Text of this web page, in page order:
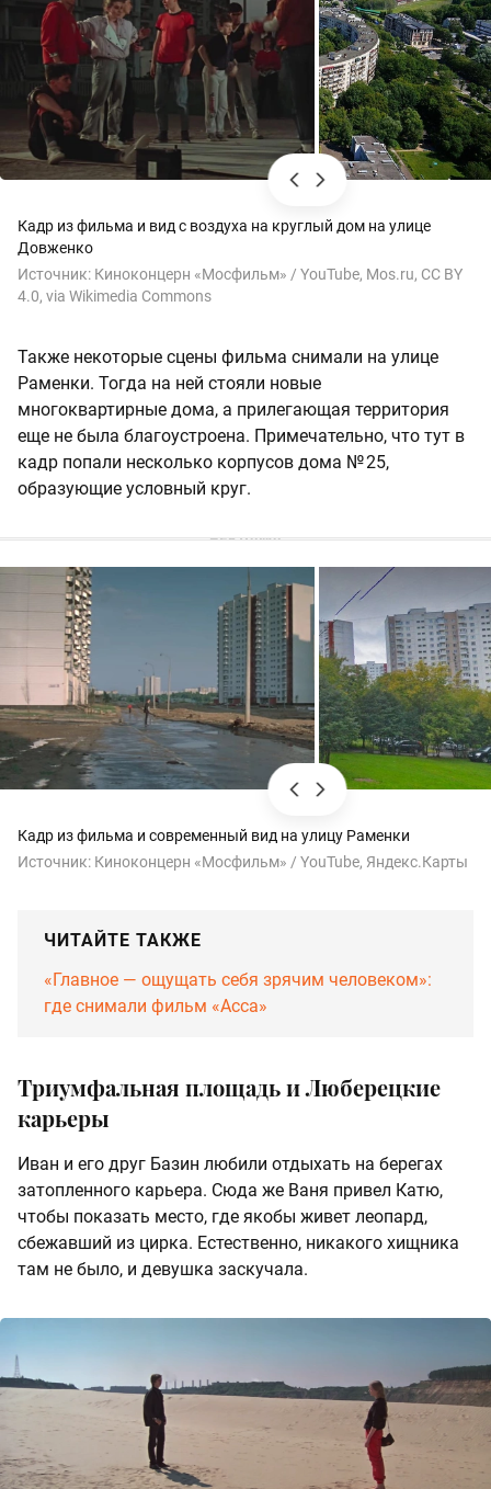
Кадр из фильма и вид с воздуха на круглый дом на улице
Довженко
Источник: Киноконцерн «Мосфильм» / YouTube, Mos.ru, CC BY
4.0, via Wikimedia Commons
Также некоторые сцены фильма снимали на улице
Раменки. Тогда на ней стояли новые
многоквартирные дома, а прилегающая территория
еще не была благоустроена. Примечательно, что тут в
кадр попали несколько корпусов дома № 25,
образующие условный круг.
Кадр из фильма и современный вид на улицу Раменки
Источник: Киноконцерн «Мосфильм» / YouTube, Яндекс.Карты
ЧИТАЙТЕ ТАКЖЕ
«Главное — ощущать себя зрячим человеком»:
где снимали фильм «Асса»
Триумфальная площадь и Люберецкие
карьеры
Иван и его друг Базин любили отдыхать на берегах
затопленного карьера. Сюда же Ваня привел Катю,
чтобы показать место, где якобы живет леопард,
сбежавший из цирка. Естественно, никакого хищника
там не было, и девушка заскучала.